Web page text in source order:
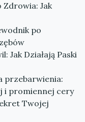
Jak
po
Jak Działają Paski
przebarwienia:
i promiennej cery
Twojej